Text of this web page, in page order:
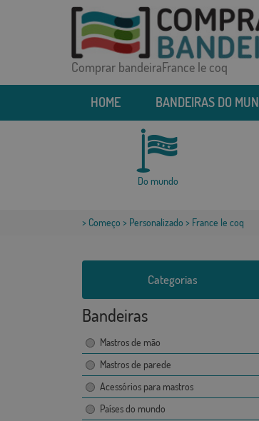
Comprar bandeiraFrance le coq
HOME BANDEIRAS DO
Do mundo
> Começo > Personalizado > France le coq
Categorias
Bandeiras
Mastros de mão
Mastros de parede
Acessórios para mastros
Países do mundo